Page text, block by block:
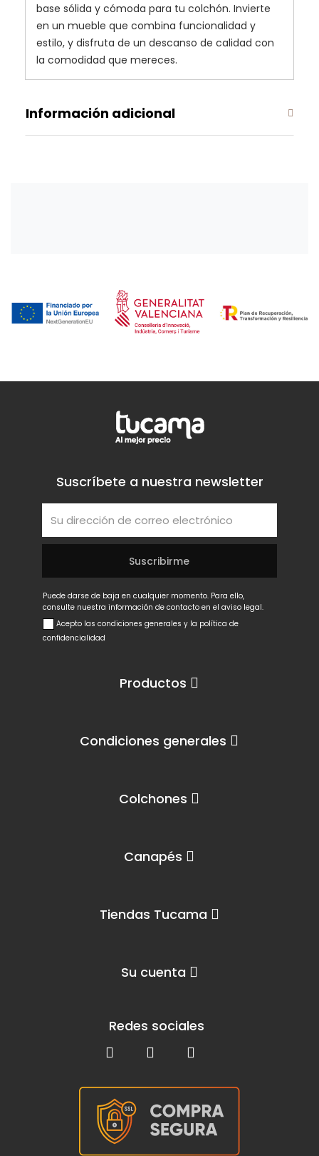
base sólida y cómoda para tu colchón. Invierte
en un mueble que combina funcionalidad y
estilo, y disfruta de un descanso de calidad con
la comodidad que mereces.
Información adicional
Productos
Condiciones generales
Colchones
Canapés
Tiendas Tucama
Su cuenta
Suscríbete a nuestra newsletter
Puede darse de baja en cualquier momento. Para ello,
consulte nuestra información de contacto en el aviso legal.
Acepto las condiciones generales y la política de
confidencialidad
Redes sociales